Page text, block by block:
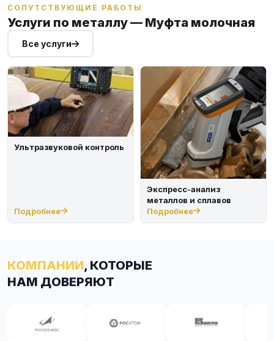
СОПУТСТВУЮЩИЕ РАБОТЫ
Услуги по металлу — Муфта молочная
Все услуги
Ультразвуковой контроль
Подробнее
Экспресс-анализ
металлов и сплавов
Подробнее
КОМПАНИИ, КОТОРЫЕ
НАМ ДОВЕРЯЮТ